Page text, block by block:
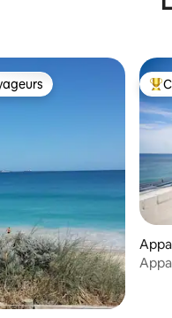
les plus appréciés